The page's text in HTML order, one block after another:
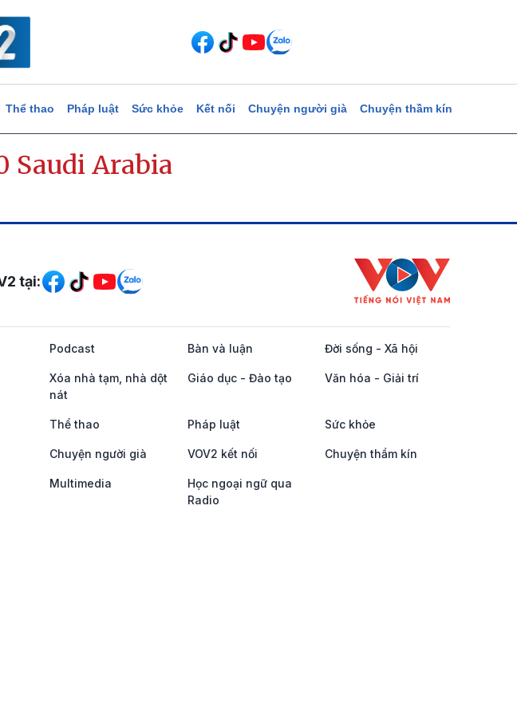
Thể thao Pháp luật Sức khỏe Kết nối Chuyện người già Chuyện thầm kín
Saudi Arabia
hội
tại:
Podcast Bàn và luận Đời sống - Xã hội
Xóa nhà tạm, nhà dột
nát
Giáo dục - Đào tạo Văn hóa - Giải trí
Thể thao Pháp luật Sức khỏe
Chuyện người già VOV2 kết nối Chuyện thầm kín
Multimedia
Học ngoại ngữ qua
Radio